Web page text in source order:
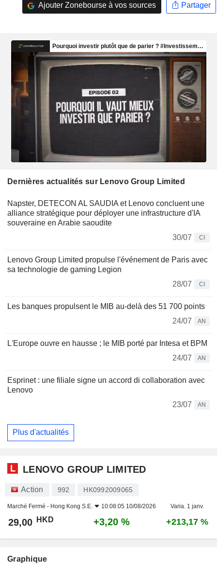
Ajouter Zonebourse à vos sources Partager
Dernières actualités sur Lenovo Group Limited
Napster, DETECON AL SAUDIA et Lenovo concluent une
alliance stratégique pour déployer une infrastructure d'IA
souveraine en Arabie saoudite
30/07
CI
Lenovo Group Limited propulse l'événement de Paris avec
sa technologie de gaming Legion
28/07
CI
Les banques propulsent le MIB au-delà des 51 700 points
24/07
AN
L'Europe ouvre en hausse ; le MIB porté par Intesa et BPM
24/07
AN
Esprinet : une filiale signe un accord di collaboration avec
Lenovo
23/07
AN
Plus d'actualités
LENOVO GROUP LIMITED
Action 992 HK0992009065
Marché Fermé - Hong Kong S.E. 10:08:05 10/08/2026 Varia. 1 janv.
29,00 HKD +3,20 % +213,17 %
Graphique